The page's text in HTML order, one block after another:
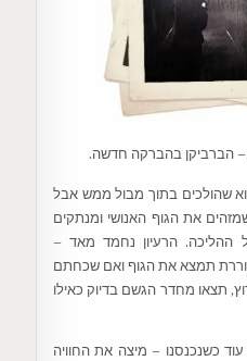
– הברביקן בהברקה חדשה.
שהולכים בתוך מבול ממש אבל
את הגוף האנושי ומנתקים
ההליכה. הרעיון נחמד מאד –
תמצא את הגוף ואם שכחתם
תצאו מחדר הגשם בדיוק כאילו
כשנכנסנו – מיצה את החוויה